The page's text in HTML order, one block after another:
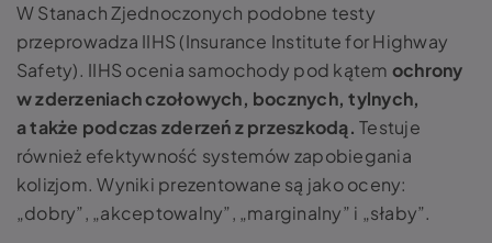
W Stanach Zjednoczonych podobne testy
przeprowadza IIHS (Insurance Institute for Highway
Safety). IIHS ocenia samochody pod kątem ochrony
w zderzeniach czołowych, bocznych, tylnych,
a także podczas zderzeń z przeszkodą. Testuje
również efektywność systemów zapobiegania
kolizjom. Wyniki prezentowane są jako oceny:
„dobry”, „akceptowalny”, „marginalny” i „słaby”.